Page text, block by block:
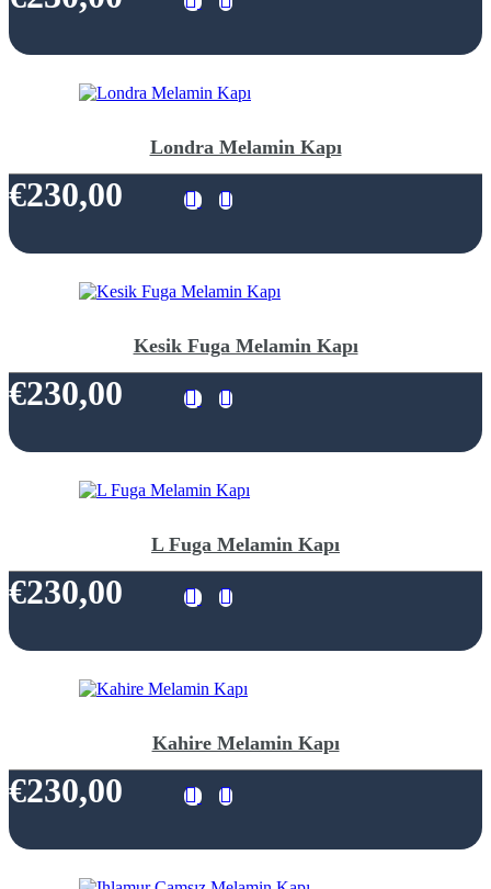
Londra Melamin Kapı
€230,00
Kesik Fuga Melamin Kapı
€230,00
L Fuga Melamin Kapı
€230,00
Kahire Melamin Kapı
€230,00